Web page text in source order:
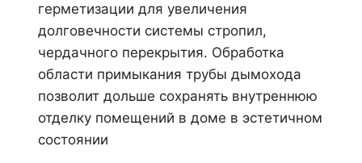
герметизации для увеличения
долговечности системы стропил,
чердачного перекрытия. Обработка
области примыкания трубы дымохода
позволит дольше сохранять внутреннюю
отделку помещений в доме в эстетичном
состоянии